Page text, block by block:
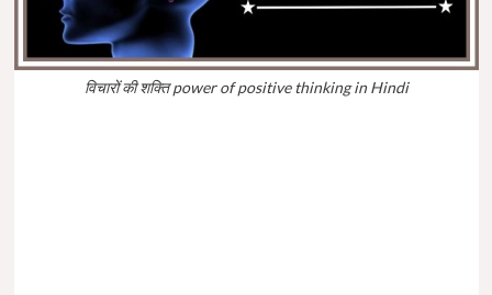
विचारों की शक्ति power of positive thinking in Hindi